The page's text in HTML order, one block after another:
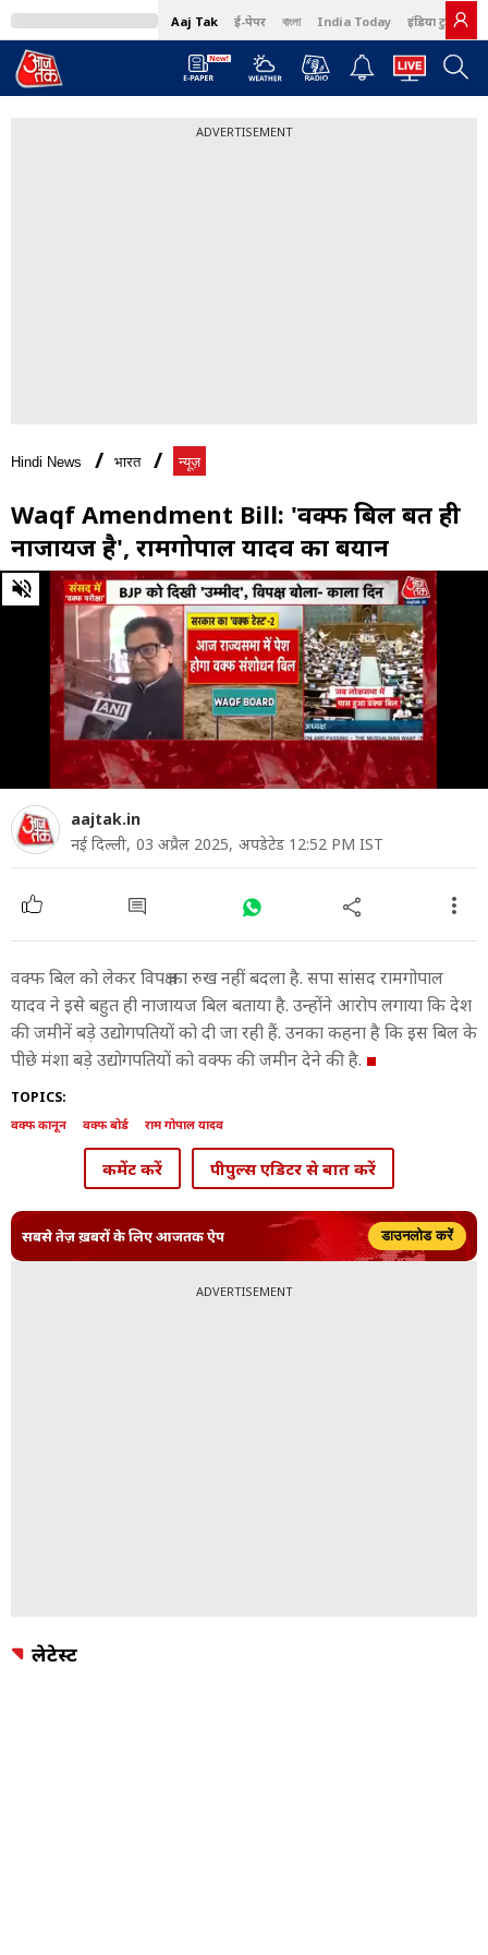
Aaj Tak ई-पेपर বাংলা India Today इंडिया टुडे हिंदी
ADVERTISEMENT
Hindi News भारत न्यूज़
Waqf Amendment Bill: 'वक्फ बिल बहुत ही
नाजायज है', रामगोपाल यादव का बयान
0
of
aajtak.in
नई दिल्ली, 03 अप्रैल 2025, अपडेटेड 12:52 PM IST
वक्फ बिल को लेकर विपक्ष का रुख नहीं बदला है. सपा सांसद रामगोपाल
यादव ने इसे बहुत ही नाजायज बिल बताया है. उन्होंने आरोप लगाया कि देश
की जमीनें बड़े उद्योगपतियों को दी जा रही हैं. उनका कहना है कि इस बिल के
पीछे मंशा बड़े उद्योगपतियों को वक्फ की जमीन देने की है.
TOPICS:
वक्फ कानून वक्फ बोर्ड राम गोपाल यादव
कमेंट करें पीपुल्स एडिटर से बात करें
सबसे तेज़ ख़बरों के लिए आजतक ऐप डाउनलोड करें
ADVERTISEMENT
लेटेस्ट